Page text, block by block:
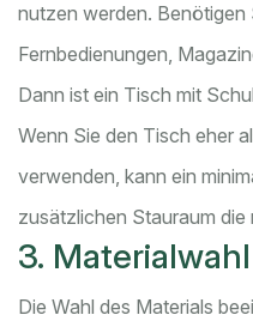
nutzen werden. Benötigen
Fernbedienungen,
Dann ist ein Tisch mit
Wenn Sie den Tisch eher
verwenden, kann ein
zusätzlichen Stauraum die
3. Materialwahl
Die Wahl des Materials